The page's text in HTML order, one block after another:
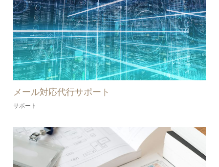
メール対応代行サポート
サポート